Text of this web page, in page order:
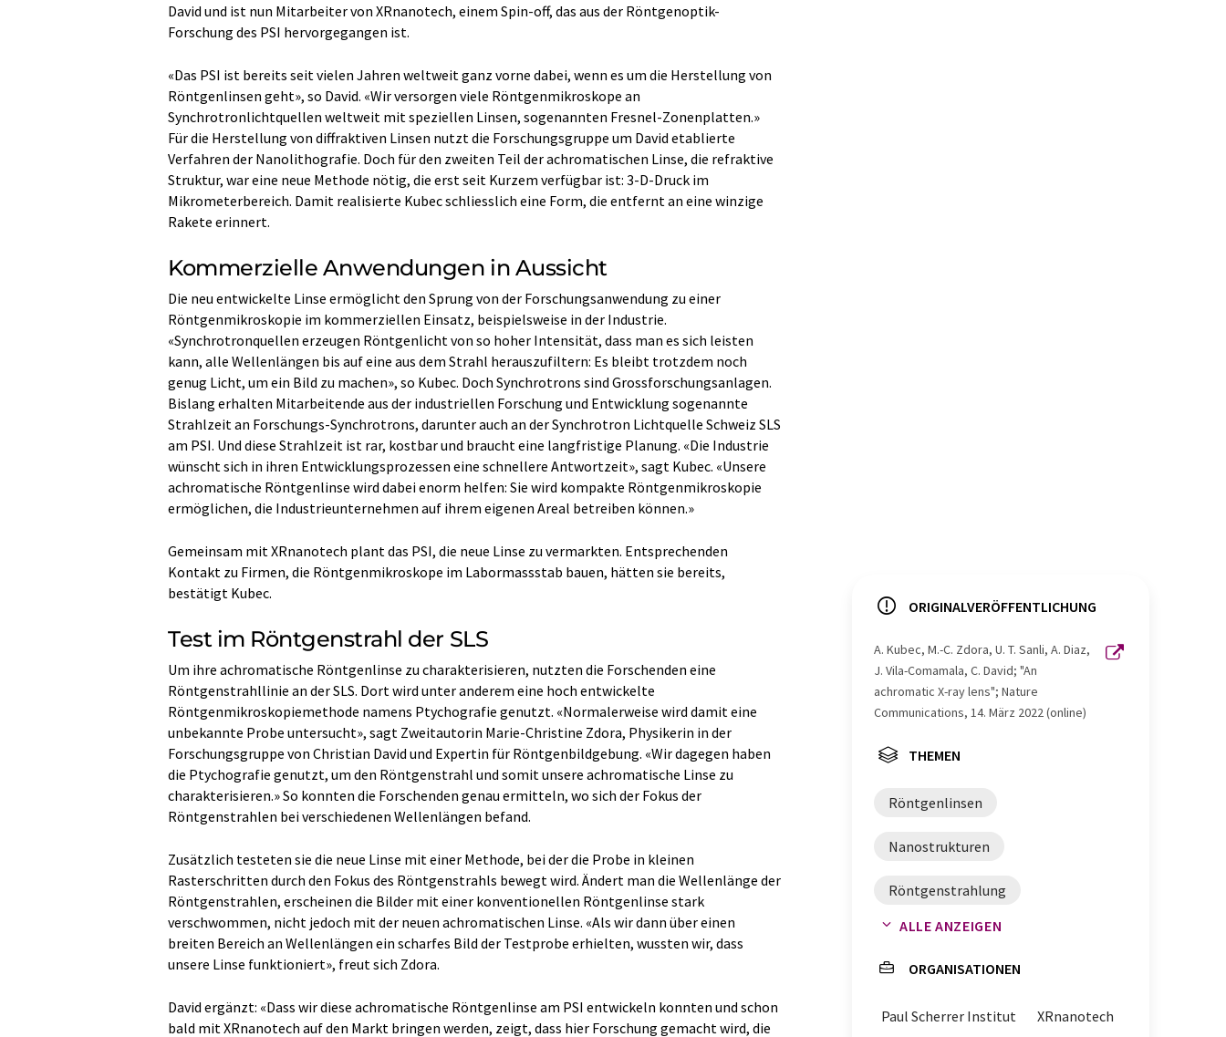
David und ist nun Mitarbeiter von XRnanotech, einem Spin-off, das aus der Röntgenoptik-
Forschung des PSI hervorgegangen ist.
«Das PSI ist bereits seit vielen Jahren weltweit ganz vorne dabei, wenn es um die Herstellung von
Röntgenlinsen geht», so David. «Wir versorgen viele Röntgenmikroskope an
Synchrotronlichtquellen weltweit mit speziellen Linsen, sogenannten Fresnel-Zonenplatten.»
Für die Herstellung von diffraktiven Linsen nutzt die Forschungsgruppe um David etablierte
Verfahren der Nanolithografie. Doch für den zweiten Teil der achromatischen Linse, die refraktive
Struktur, war eine neue Methode nötig, die erst seit Kurzem verfügbar ist: 3-D-Druck im
Mikrometerbereich. Damit realisierte Kubec schliesslich eine Form, die entfernt an eine winzige
Rakete erinnert.
Kommerzielle Anwendungen in Aussicht
Die neu entwickelte Linse ermöglicht den Sprung von der Forschungsanwendung zu einer
Röntgenmikroskopie im kommerziellen Einsatz, beispielsweise in der Industrie.
«Synchrotronquellen erzeugen Röntgenlicht von so hoher Intensität, dass man es sich leisten
kann, alle Wellenlängen bis auf eine aus dem Strahl herauszufiltern: Es bleibt trotzdem noch
genug Licht, um ein Bild zu machen», so Kubec. Doch Synchrotrons sind Grossforschungsanlagen.
Bislang erhalten Mitarbeitende aus der industriellen Forschung und Entwicklung sogenannte
Strahlzeit an Forschungs-Synchrotrons, darunter auch an der Synchrotron Lichtquelle Schweiz SLS
am PSI. Und diese Strahlzeit ist rar, kostbar und braucht eine langfristige Planung. «Die Industrie
wünscht sich in ihren Entwicklungsprozessen eine schnellere Antwortzeit», sagt Kubec. «Unsere
achromatische Röntgenlinse wird dabei enorm helfen: Sie wird kompakte Röntgenmikroskopie
ermöglichen, die Industrieunternehmen auf ihrem eigenen Areal betreiben können.»
Gemeinsam mit XRnanotech plant das PSI, die neue Linse zu vermarkten. Entsprechenden
Kontakt zu Firmen, die Röntgenmikroskope im Labormassstab bauen, hätten sie bereits,
bestätigt Kubec.
Test im Röntgenstrahl der SLS
Um ihre achromatische Röntgenlinse zu charakterisieren, nutzten die Forschenden eine
Röntgenstrahllinie an der SLS. Dort wird unter anderem eine hoch entwickelte
Röntgenmikroskopiemethode namens Ptychografie genutzt. «Normalerweise wird damit eine
unbekannte Probe untersucht», sagt Zweitautorin Marie-Christine Zdora, Physikerin in der
Forschungsgruppe von Christian David und Expertin für Röntgenbildgebung. «Wir dagegen haben
die Ptychografie genutzt, um den Röntgenstrahl und somit unsere achromatische Linse zu
charakterisieren.» So konnten die Forschenden genau ermitteln, wo sich der Fokus der
Röntgenstrahlen bei verschiedenen Wellenlängen befand.
Zusätzlich testeten sie die neue Linse mit einer Methode, bei der die Probe in kleinen
Rasterschritten durch den Fokus des Röntgenstrahls bewegt wird. Ändert man die Wellenlänge der
Röntgenstrahlen, erscheinen die Bilder mit einer konventionellen Röntgenlinse stark
verschwommen, nicht jedoch mit der neuen achromatischen Linse. «Als wir dann über einen
breiten Bereich an Wellenlängen ein scharfes Bild der Testprobe erhielten, wussten wir, dass
unsere Linse funktioniert», freut sich Zdora.
David ergänzt: «Dass wir diese achromatische Röntgenlinse am PSI entwickeln konnten und schon
bald mit XRnanotech auf den Markt bringen werden, zeigt, dass hier Forschung gemacht wird, die
ORIGINALVERÖFFENTLICHUNG
A. Kubec, M.-C. Zdora, U. T. Sanli, A. Diaz,
J. Vila-Comamala, C. David; "An
achromatic X-ray lens"; Nature
Communications, 14. März 2022 (online)
THEMEN
Röntgenlinsen
Nanostrukturen
Röntgenstrahlung
Röntgenmikroskopie
ALLE ANZEIGEN
ORGANISATIONEN
Paul Scherrer Institut XRnanotech